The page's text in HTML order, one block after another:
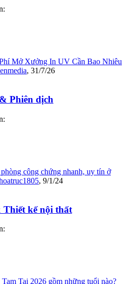
Mở Xưởng In UV Cần Bao Nhiêu
, 31/7/26
Phiên dịch
công chứng nhanh, uy tín ở
, 9/1/24
kế nội thất
Tai 2026 gồm những tuổi nào?